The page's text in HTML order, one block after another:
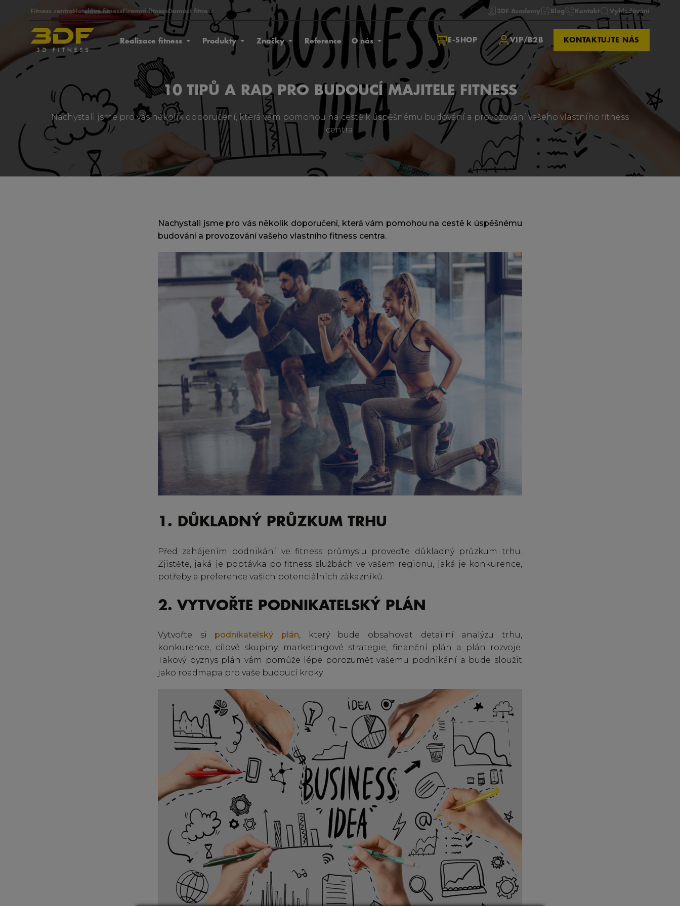
3DF Academy Blog Kontakt Vyhledávání
Fitness centra Hotelové fitness Firemní fitness Domácí fitness
Realizace fitness Produkty Značky Reference O nás KONTAKTUJTE NÁS
E-SHOP VIP/B2B
10 TIPŮ A RAD PRO BUDOUCÍ MAJITELE FITNESS
Nachystali jsme pro vás několik doporučení, která vám pomohou na cestě k úspěšnému budování a provozování vašeho vlastního fitness
centra.
Nachystali jsme pro vás několik doporučení, která vám pomohou na cestě k úspěšnému
budování a provozování vašeho vlastního fitness centra.
1. DŮKLADNÝ PRŮZKUM TRHU
Před zahájením podnikání ve fitness průmyslu proveďte důkladný průzkum trhu.
Zjistěte, jaká je poptávka po fitness službách ve vašem regionu, jaká je konkurence,
potřeby a preference vašich potenciálních zákazníků.
2. VYTVOŘTE PODNIKATELSKÝ PLÁN
Vytvořte si podnikatelský plán, který bude obsahovat detailní analýzu trhu,
konkurence, cílové skupiny, marketingové strategie, finanční plán a plán rozvoje.
Takový byznys plán vám pomůže lépe porozumět vašemu podnikání a bude sloužit
jako roadmapa pro vaše budoucí kroky.